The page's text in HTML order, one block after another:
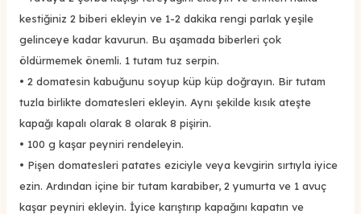
kestiğiniz 2 biberi ekleyin ve 1-2 dakika rengi parlak yeşile
gelinceye kadar kavurun. Bu aşamada biberleri çok
öldürmemek önemli. 1 tutam tuz serpin.
• 2 domatesin kabuğunu soyup küp küp doğrayın. Bir tutam
tuzla birlikte domatesleri ekleyin. Aynı şekilde kısık ateşte
kapağı kapalı olarak 8 olarak 8 pişirin.
• 100 g kaşar peyniri rendeleyin.
• Pişen domatesleri patates eziciyle veya kevgirin sırtıyla iyice
ezin. Ardından içine bir tutam karabiber, 2 yumurta ve 1 avuç
kaşar peyniri ekleyin. İyice karıştırıp kapağını kapatın ve